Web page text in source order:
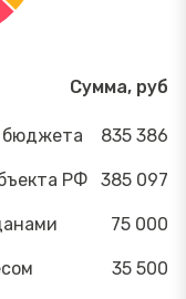
Сумма, руб
бюджета 835 386
РФ 385 097
75 000
35 500